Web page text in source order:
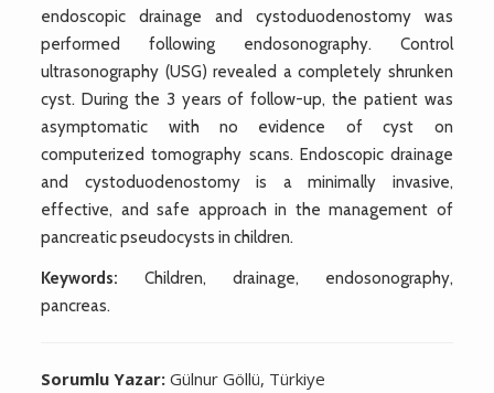
endoscopic drainage and cystoduodenostomy was
performed following endosonography. Control
ultrasonography (USG) revealed a completely shrunken
cyst. During the 3 years of follow-up, the patient was
asymptomatic with no evidence of cyst on
computerized tomography scans. Endoscopic drainage
and cystoduodenostomy is a minimally invasive,
effective, and safe approach in the management of
pancreatic pseudocysts in children.
Keywords: Children, drainage, endosonography,
pancreas.
Sorumlu Yazar:Gülnur Göllü, Türkiye